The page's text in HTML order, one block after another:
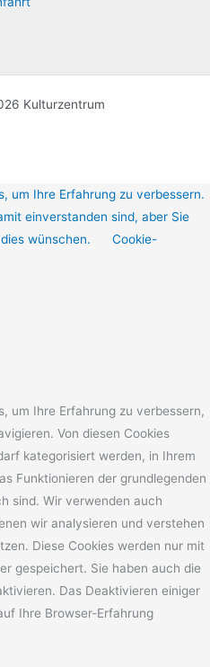
Kulturzentrum
um Ihre Erfahrung zu verbessern.
einverstanden sind, aber Sie
wünschen.
Cookie-
um Ihre Erfahrung zu verbessern,
Von diesen Cookies
kategorisiert werden, in Ihrem
Funktionieren der grundlegenden
sind. Wir verwenden auch
wir analysieren und verstehen
Diese Cookies werden nur mit
gespeichert. Sie haben auch die
Das Deaktivieren einiger
Ihre Browser-Erfahrung